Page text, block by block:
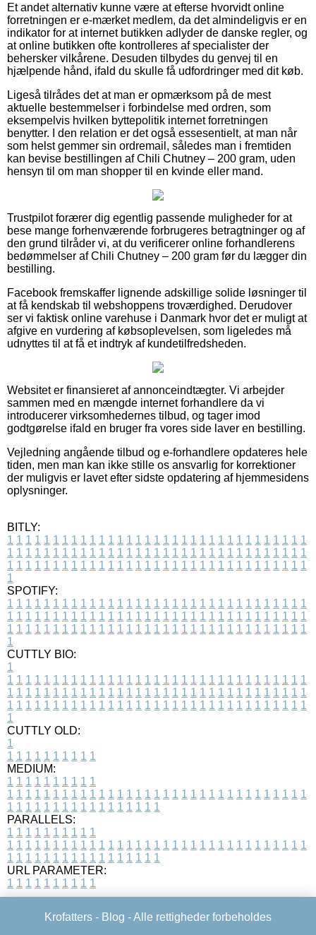
Et andet alternativ kunne være at efterse hvorvidt online
forretningen er e-mærket medlem, da det almindeligvis er en
indikator for at internet butikken adlyder de danske regler, og
at online butikken ofte kontrolleres af specialister der
behersker vilkårene. Desuden tilbydes du genvej til en
hjælpende hånd, ifald du skulle få udfordringer med dit køb.
Ligeså tilrådes det at man er opmærksom på de mest
aktuelle bestemmelser i forbindelse med ordren, som
eksempelvis hvilken byttepolitik internet forretningen
benytter. I den relation er det også essesentielt, at man når
som helst gemmer sin ordremail, således man i fremtiden
kan bevise bestillingen af Chili Chutney – 200 gram, uden
hensyn til om man shopper til en kvinde eller mand.
Trustpilot forærer dig egentlig passende muligheder for at
bese mange forhenværende forbrugeres betragtninger og af
den grund tilråder vi, at du verificerer online forhandlerens
bedømmelser af Chili Chutney – 200 gram før du lægger din
bestilling.
Facebook fremskaffer lignende adskillige solide løsninger til
at få kendskab til webshoppens troværdighed. Derudover
ser vi faktisk online varehuse i Danmark hvor det er muligt at
afgive en vurdering af købsoplevelsen, som ligeledes må
udnyttes til at få et indtryk af kundetilfredsheden.
Websitet er finansieret af annonceindtægter. Vi arbejder
sammen med en mængde internet forhandlere da vi
introducerer virksomhedernes tilbud, og tager imod
godtgørelse ifald en bruger fra vores side laver en bestilling.
Vejledning angående tilbud og e-forhandlere opdateres hele
tiden, men man kan ikke stille os ansvarlig for korrektioner
der muligvis er lavet efter sidste opdatering af hjemmesidens
oplysninger.
BITLY:
1 1 1 1 1 1 1 1 1 1 1 1 1 1 1 1 1 1 1 1 1 1 1 1 1 1 1 1 1 1 1 1 1
1 1 1 1 1 1 1 1 1 1 1 1 1 1 1 1 1 1 1 1 1 1 1 1 1 1 1 1 1 1 1 1 1
1 1 1 1 1 1 1 1 1 1 1 1 1 1 1 1 1 1 1 1 1 1 1 1 1 1 1 1 1 1 1 1 1
1
SPOTIFY:
1 1 1 1 1 1 1 1 1 1 1 1 1 1 1 1 1 1 1 1 1 1 1 1 1 1 1 1 1 1 1 1 1
1 1 1 1 1 1 1 1 1 1 1 1 1 1 1 1 1 1 1 1 1 1 1 1 1 1 1 1 1 1 1 1 1
1 1 1 1 1 1 1 1 1 1 1 1 1 1 1 1 1 1 1 1 1 1 1 1 1 1 1 1 1 1 1 1 1
1
CUTTLY BIO:
1
1 1 1 1 1 1 1 1 1 1 1 1 1 1 1 1 1 1 1 1 1 1 1 1 1 1 1 1 1 1 1 1 1
1 1 1 1 1 1 1 1 1 1 1 1 1 1 1 1 1 1 1 1 1 1 1 1 1 1 1 1 1 1 1 1 1
1 1 1 1 1 1 1 1 1 1 1 1 1 1 1 1 1 1 1 1 1 1 1 1 1 1 1 1 1 1 1 1 1
1
CUTTLY OLD:
1
1 1 1 1 1 1 1 1 1 1
MEDIUM:
1 1 1 1 1 1 1 1 1 1
1 1 1 1 1 1 1 1 1 1 1 1 1 1 1 1 1 1 1 1 1 1 1 1 1 1 1 1 1 1 1 1 1
1 1 1 1 1 1 1 1 1 1 1 1 1 1 1 1 1
PARALLELS:
1 1 1 1 1 1 1 1 1 1
1 1 1 1 1 1 1 1 1 1 1 1 1 1 1 1 1 1 1 1 1 1 1 1 1 1 1 1 1 1 1 1 1
1 1 1 1 1 1 1 1 1 1 1 1 1 1 1 1 1
URL PARAMETER:
1 1 1 1 1 1 1 1 1 1
Krofatters - Blog - Alle rettigheder forbeholdes